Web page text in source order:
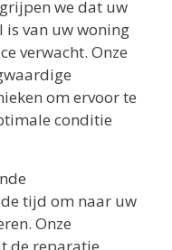
we dat uw
van uw woning
verwacht. Onze
om ervoor te
conditie
tijd om naar uw
Onze
de reparatie,